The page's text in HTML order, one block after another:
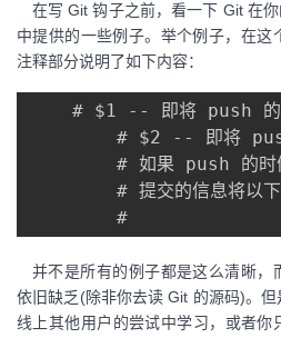
在写 Git 钩子之前，看一下 Git 在
中提供的一些例子。举个例子，在这
注释部分说明了如下内容：
# $1 -- 即将 push 的
# $2 -- 即将
# 如果 push 的时候
# 提交的信息将以下
        #
并不是所有的例子都是这么清晰，
依旧缺乏(除非你去读 Git 的源码)。
线上其他用户的尝试中学习，或者你